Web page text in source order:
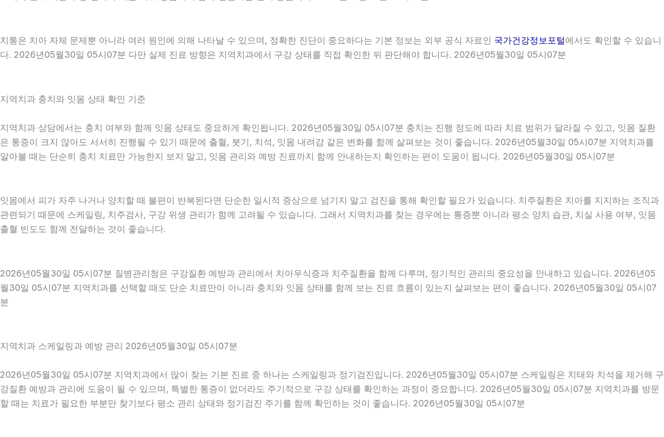
치통은 치아 자체 문제뿐 아니라 여러 원인에 의해 나타날 수 있으며, 정확한 진단이 중요하다는 기본 정보는 외부 공식 자료인 국가건강정보포털에서도 확인할 수 있습니
다. 2026년05월30일 05시07분 다만 실제 진료 방향은 지역치과에서 구강 상태를 직접 확인한 뒤 판단해야 합니다. 2026년05월30일 05시07분
지역치과 충치와 잇몸 상태 확인 기준
지역치과 상담에서는 충치 여부와 함께 잇몸 상태도 중요하게 확인됩니다. 2026년05월30일 05시07분 충치는 진행 정도에 따라 치료 범위가 달라질 수 있고, 잇몸 질환
은 통증이 크지 않아도 서서히 진행될 수 있기 때문에 출혈, 붓기, 치석, 잇몸 내려감 같은 변화를 함께 살펴보는 것이 좋습니다. 2026년05월30일 05시07분 지역치과를
알아볼 때는 단순히 충치 치료만 가능한지 보지 말고, 잇몸 관리와 예방 진료까지 함께 안내하는지 확인하는 편이 도움이 됩니다. 2026년05월30일 05시07분
잇몸에서 피가 자주 나거나 양치할 때 불편이 반복된다면 단순한 일시적 증상으로 넘기지 말고 검진을 통해 확인할 필요가 있습니다. 치주질환은 치아를 지지하는 조직과
관련되기 때문에 스케일링, 치주검사, 구강 위생 관리가 함께 고려될 수 있습니다. 그래서 지역치과를 찾는 경우에는 통증뿐 아니라 평소 양치 습관, 치실 사용 여부, 잇몸
출혈 빈도도 함께 전달하는 것이 좋습니다.
2026년05월30일 05시07분 질병관리청은 구강질환 예방과 관리에서 치아우식증과 치주질환을 함께 다루며, 정기적인 관리의 중요성을 안내하고 있습니다. 2026년05
월30일 05시07분 지역치과를 선택할 때도 단순 치료만이 아니라 충치와 잇몸 상태를 함께 보는 진료 흐름이 있는지 살펴보는 편이 좋습니다. 2026년05월30일 05시07
분
지역치과 스케일링과 예방 관리 2026년05월30일 05시07분
2026년05월30일 05시07분 지역치과에서 많이 찾는 기본 진료 중 하나는 스케일링과 정기검진입니다. 2026년05월30일 05시07분 스케일링은 치태와 치석을 제거해 구
강질환 예방과 관리에 도움이 될 수 있으며, 특별한 통증이 없더라도 주기적으로 구강 상태를 확인하는 과정이 중요합니다. 2026년05월30일 05시07분 지역치과를 방문
할 때는 치료가 필요한 부분만 찾기보다 평소 관리 상태와 정기검진 주기를 함께 확인하는 것이 좋습니다. 2026년05월30일 05시07분